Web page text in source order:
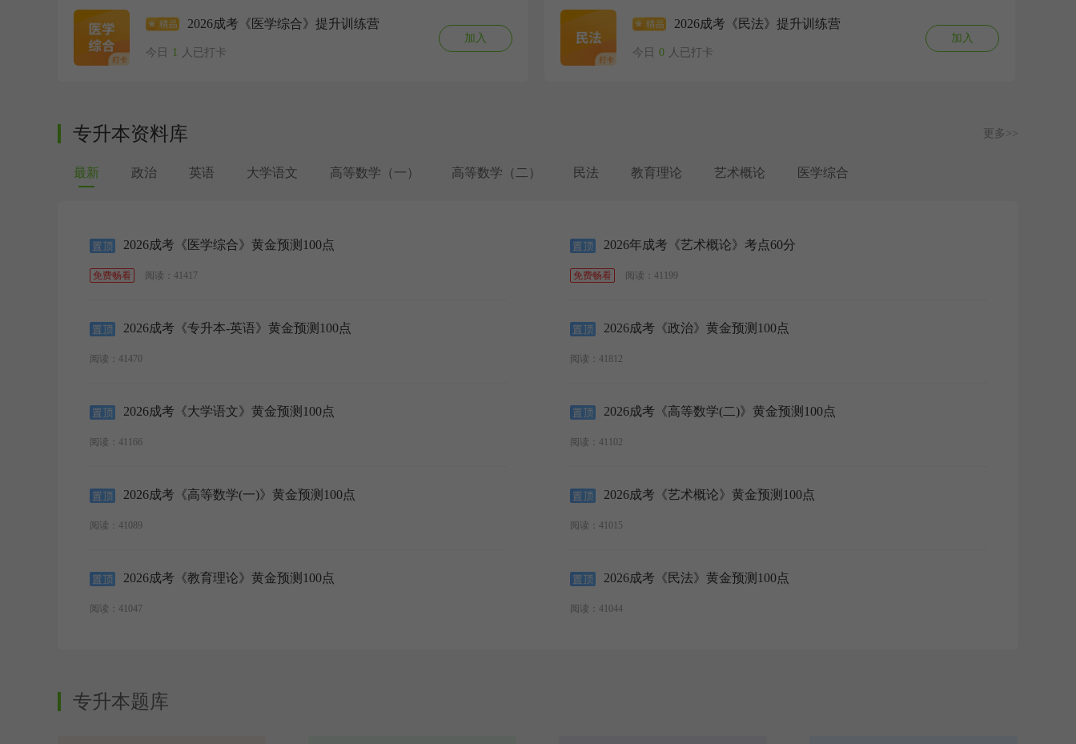
2026成考《医学综合》提升训练营
今日 1 人已打卡
加入
2026成考《民法》提升训练营
今日 0 人已打卡
加入
专升本资料库 更多>>
最新 政治 英语 大学语文 高等数学（一） 高等数学（二） 民法 教育理论 艺术概论 医学综合
2026成考《医学综合》黄金预测100点
免费畅看 阅读：41417
2026年成考《艺术概论》考点60分
免费畅看 阅读：41199
2026成考《专升本-英语》黄金预测100点
阅读：41470
2026成考《政治》黄金预测100点
阅读：41812
2026成考《大学语文》黄金预测100点
阅读：41166
2026成考《高等数学(二)》黄金预测100点
阅读：41102
2026成考《高等数学(一)》黄金预测100点
阅读：41089
2026成考《艺术概论》黄金预测100点
阅读：41015
2026成考《教育理论》黄金预测100点
阅读：41047
2026成考《民法》黄金预测100点
阅读：41044
专升本题库